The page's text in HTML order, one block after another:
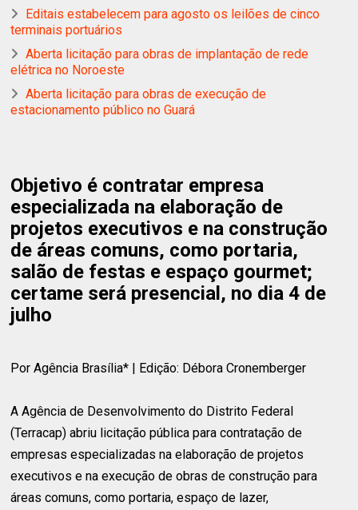
Editais estabelecem para agosto os leilões de cinco
terminais portuários
Aberta licitação para obras de implantação de rede
elétrica no Noroeste
Aberta licitação para obras de execução de
estacionamento público no Guará
Objetivo é contratar empresa
especializada na elaboração de
projetos executivos e na construção
de áreas comuns, como portaria,
salão de festas e espaço gourmet;
certame será presencial, no dia 4 de
julho
Por Agência Brasília* | Edição: Débora Cronemberger
A Agência de Desenvolvimento do Distrito Federal
(Terracap) abriu licitação pública para contratação de
empresas especializadas na elaboração de projetos
executivos e na execução de obras de construção para
áreas comuns, como portaria, espaço de lazer,